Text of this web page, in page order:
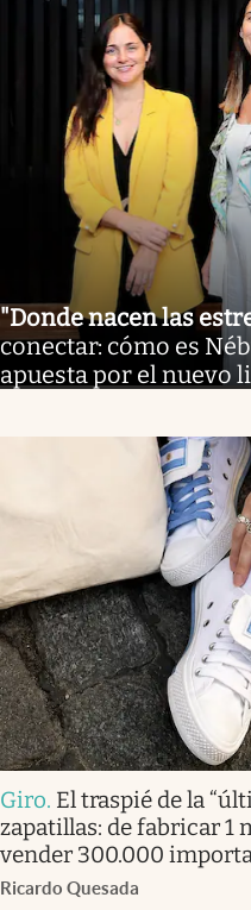
"Donde nacen las
conectar: cómo es
apuesta por el nuevo
Giro. El traspié de la
zapatillas: de fabricar 1
vender 300.000
Ricardo Quesada